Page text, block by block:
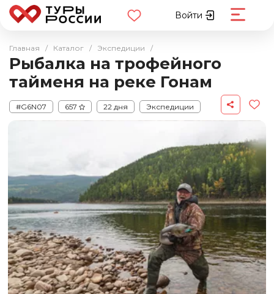
Войти
Главная / Каталог / Экспедиции /
Рыбалка на трофейного
тайменя на реке Гонам
#G6N07 657 22 дня
Экспедиции
Авторские
Водные Рыбалка
Якутия